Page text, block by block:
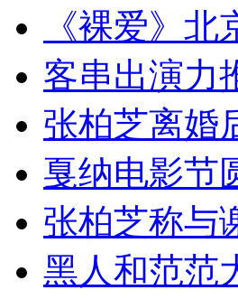
女孩北京地铁殴打老人 痛下
无痛分娩是否安全 医生回应
外交部：反对强权政治霸凌主
安徽一实载49人客车翻车
《裸爱》北
客串出演力
张柏芝离婚
戛纳电影节
张柏芝称与
黑人和范范